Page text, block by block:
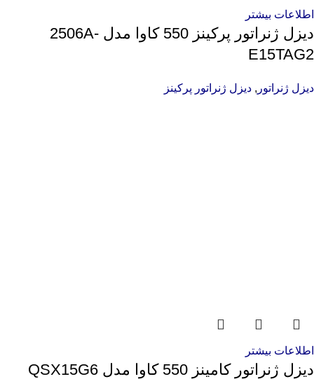
اطلاعات بیشتر
دیزل ژنراتور پرکینز 550 کاوا مدل 2506A-
E15TAG2
دیزل ژنراتور , دیزل ژنراتور پرکینز
اطلاعات بیشتر
دیزل ژنراتور کامینز 550 کاوا مدل QSX15G6